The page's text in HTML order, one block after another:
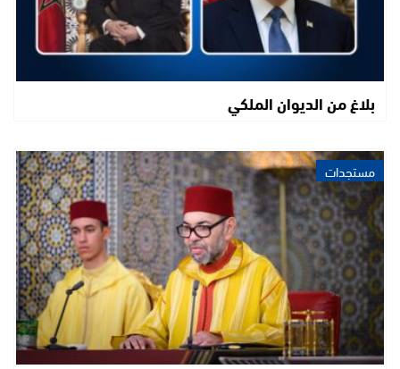
بلاغ من الديوان الملكي
مستجدات